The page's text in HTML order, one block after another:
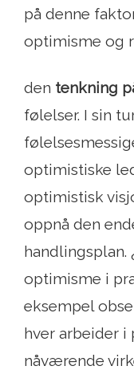
på denne
optimisme og
den tenkning
følelser. I sin
optimistiske
optimistisk
oppnå den
handlingsplan.
optimisme i
eksempel
hver arbeider i
nåværende